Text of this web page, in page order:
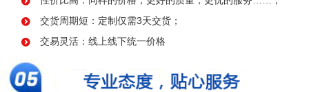
交货周期短：定制仅需3天交货；
交易灵活：线上线下统一价格